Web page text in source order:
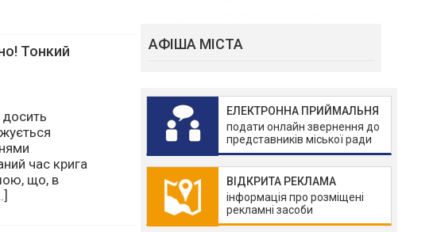
Тонкий
досить
АФІША МІСТА
ЕЛЕКТРОННА ПРИЙМАЛЬНЯ
подати онлайн звернення до
представників міської ради
ВІДКРИТА РЕКЛАМА
інформація про розміщені
рекламні засоби